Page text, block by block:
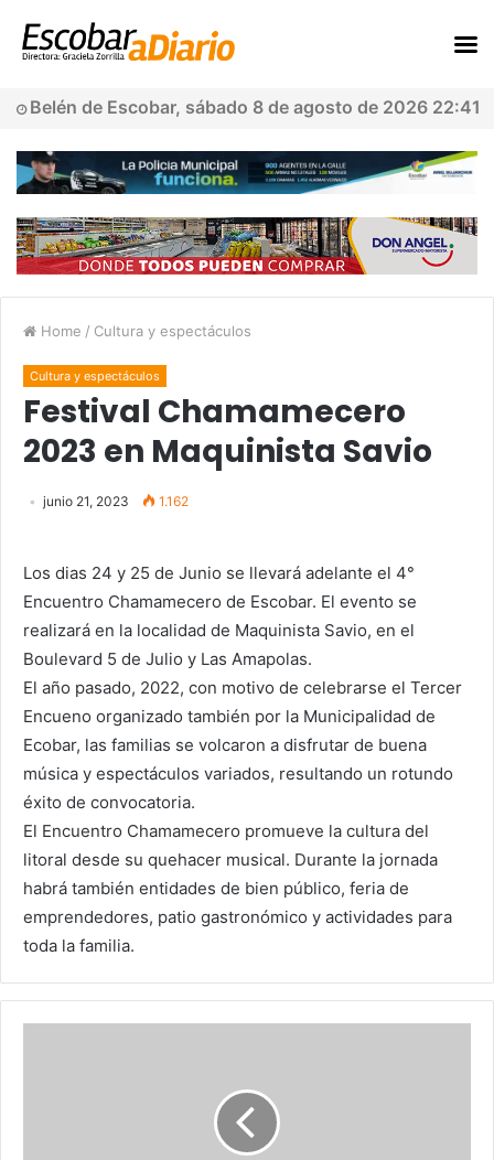
Belén de Escobar, sábado 8 de agosto de 2026 22:41
Home / Cultura y espectáculos
Cultura y espectáculos
Festival Chamamecero
2023 en Maquinista Savio
junio 21, 2023 1.162
Los dias 24 y 25 de Junio se llevará adelante el 4°
Encuentro Chamamecero de Escobar. El evento se
realizará en la localidad de Maquinista Savio, en el
Boulevard 5 de Julio y Las Amapolas.
El año pasado, 2022, con motivo de celebrarse el Tercer
Encueno organizado también por la Municipalidad de
Ecobar, las familias se volcaron a disfrutar de buena
música y espectáculos variados, resultando un rotundo
éxito de convocatoria.
El Encuentro Chamamecero promueve la cultura del
litoral desde su quehacer musical. Durante la jornada
habrá también entidades de bien público, feria de
emprendedores, patio gastronómico y actividades para
toda la familia.